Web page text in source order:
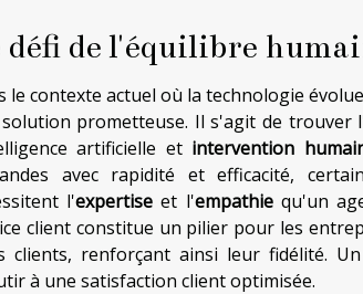
défi de l'équilibre
le contexte actuel où la technologie
prometteuse. Il s'agit de
artificielle et intervention
avec rapidité et efficacité,
l'expertise et l'empathiequ'un
client constitue un pilier pour les
clients, renforçant ainsi leur fidélité. Un
à une satisfaction client optimisée.